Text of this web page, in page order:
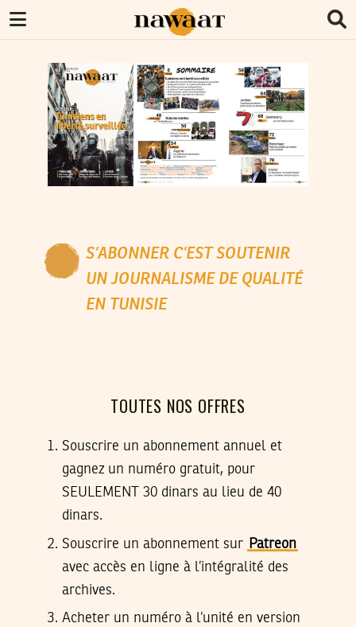
S’ABONNER C’EST SOUTENIR
UN JOURNALISME DE QUALITÉ
EN TUNISIE
TOUTES NOS OFFRES
Souscrire un abonnement annuel et
gagnez un numéro gratuit, pour
SEULEMENT 30 dinars au lieu de 40
dinars.
Souscrire un abonnement sur Patreon
avec accès en ligne à l’intégralité des
archives.
Acheter un numéro à l’unité en version